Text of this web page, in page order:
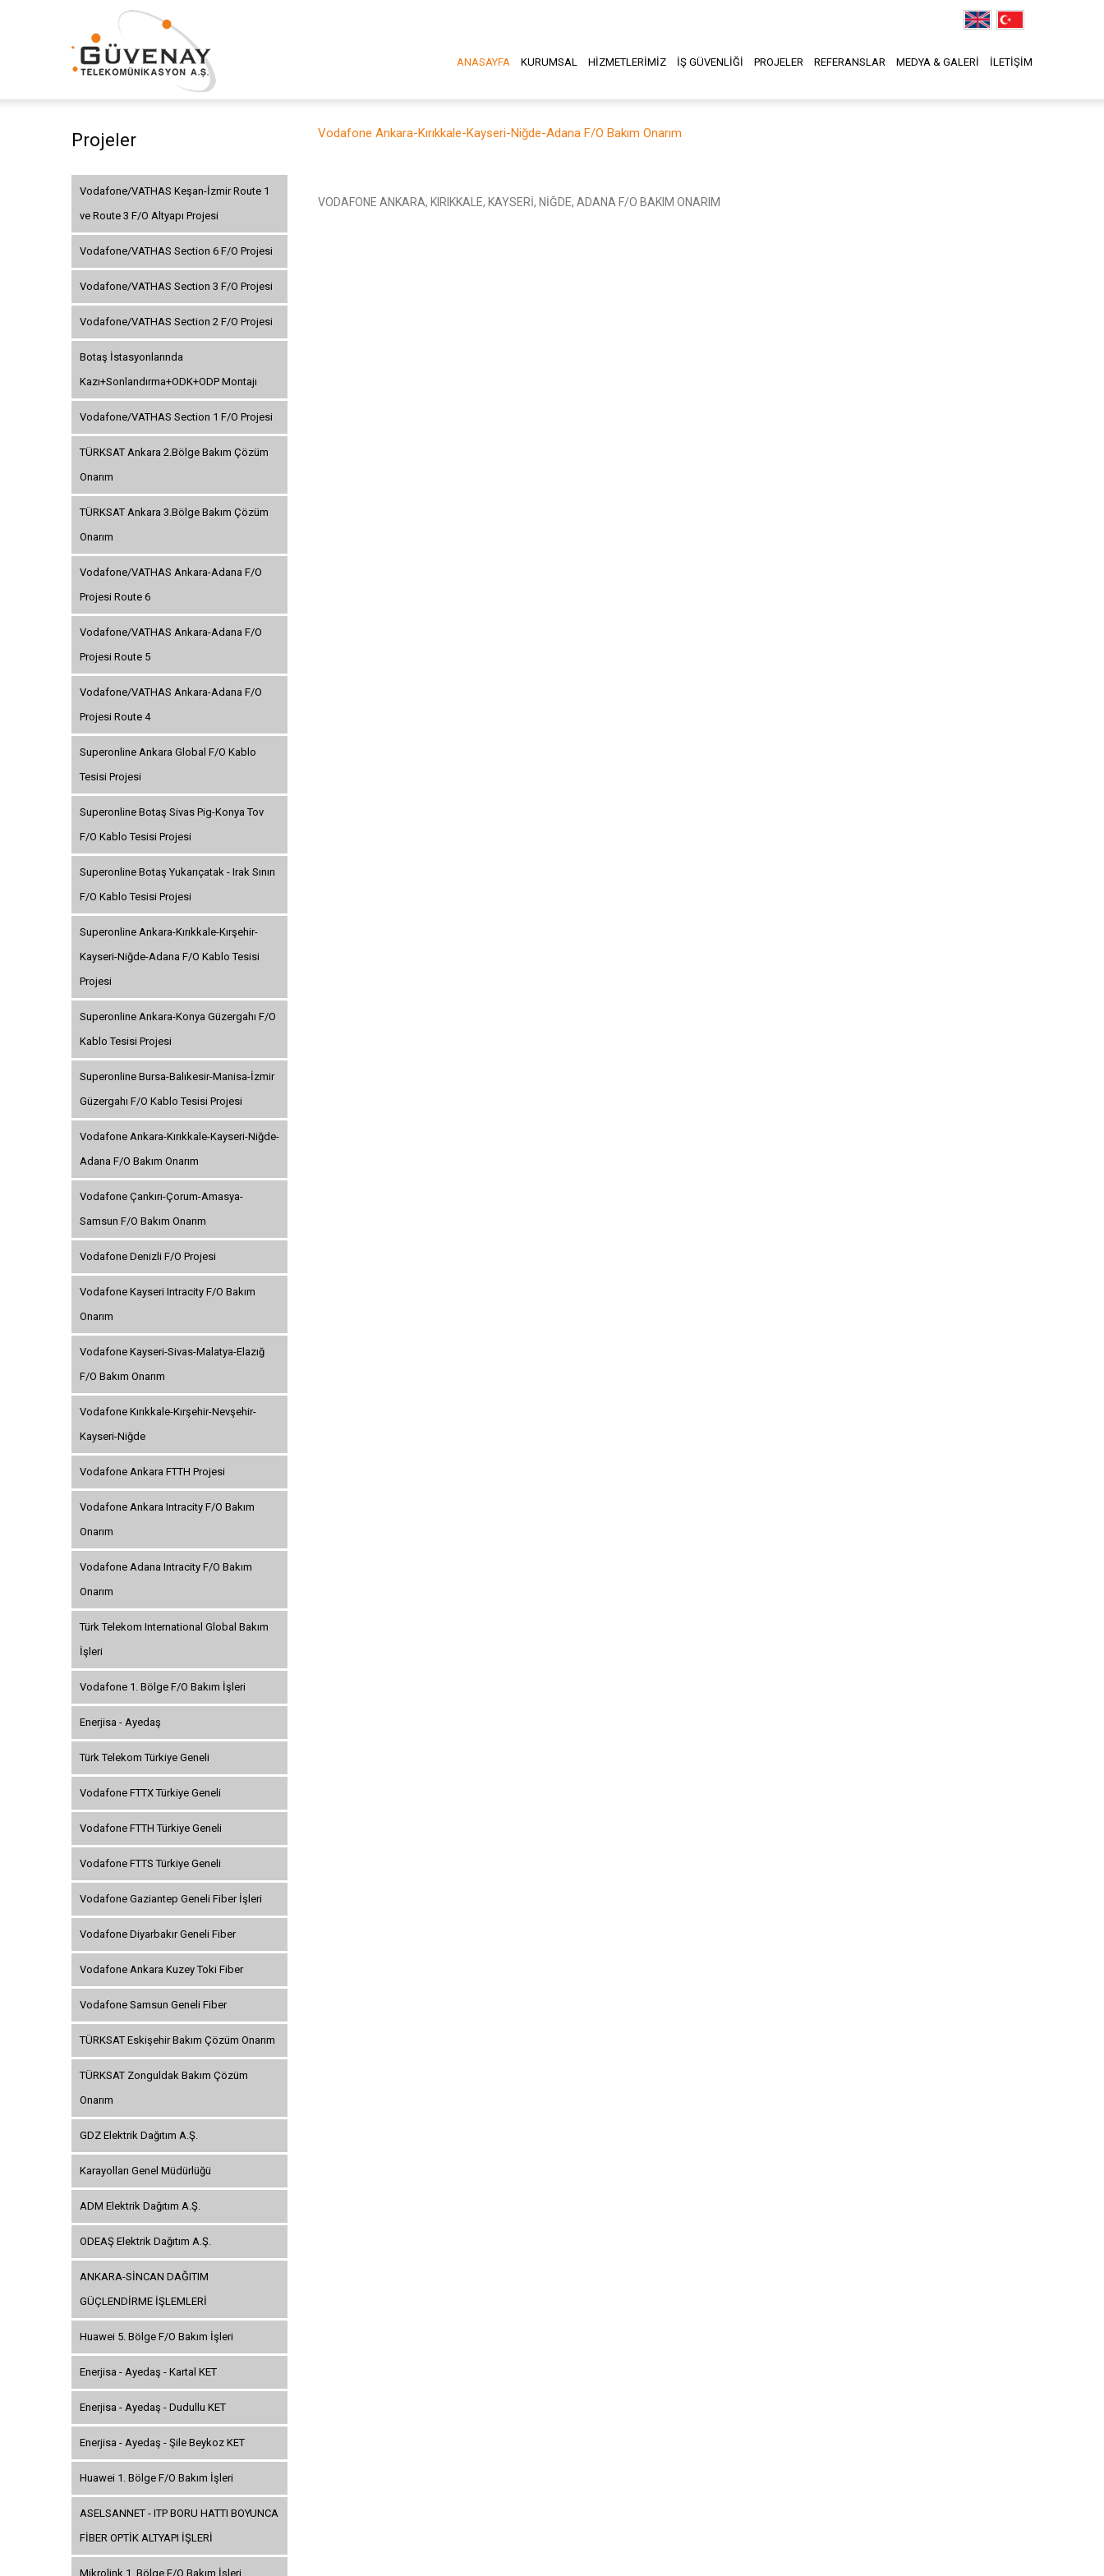
ANASAYFA KURUMSAL HİZMETLERİMİZ İŞ GÜVENLİĞİ PROJELER REFERANSLAR MEDYA & GALERİ İLETİŞİM
Projeler
Vodafone/VATHAS Keşan-İzmir Route 1
ve Route 3 F/O Altyapı Projesi
Vodafone/VATHAS Section 6 F/O Projesi
Vodafone/VATHAS Section 3 F/O Projesi
Vodafone/VATHAS Section 2 F/O Projesi
Botaş İstasyonlarında
Kazı+Sonlandırma+ODK+ODP Montajı
Vodafone/VATHAS Section 1 F/O Projesi
TÜRKSAT Ankara 2.Bölge Bakım Çözüm
Onarım
TÜRKSAT Ankara 3.Bölge Bakım Çözüm
Onarım
Vodafone/VATHAS Ankara-Adana F/O
Projesi Route 6
Vodafone/VATHAS Ankara-Adana F/O
Projesi Route 5
Vodafone/VATHAS Ankara-Adana F/O
Projesi Route 4
Superonline Ankara Global F/O Kablo
Tesisi Projesi
Superonline Botaş Sivas Pig-Konya Tov
F/O Kablo Tesisi Projesi
Superonline Botaş Yukarıçatak - Irak Sınırı
F/O Kablo Tesisi Projesi
Superonline Ankara-Kırıkkale-Kırşehir-
Kayseri-Niğde-Adana F/O Kablo Tesisi
Projesi
Superonline Ankara-Konya Güzergahı F/O
Kablo Tesisi Projesi
Superonline Bursa-Balıkesir-Manisa-İzmir
Güzergahı F/O Kablo Tesisi Projesi
Vodafone Ankara-Kırıkkale-Kayseri-Niğde-
Adana F/O Bakım Onarım
Vodafone Çankırı-Çorum-Amasya-
Samsun F/O Bakım Onarım
Vodafone Denizli F/O Projesi
Vodafone Kayseri Intracity F/O Bakım
Onarım
Vodafone Kayseri-Sivas-Malatya-Elazığ
F/O Bakım Onarım
Vodafone Kırıkkale-Kırşehir-Nevşehir-
Kayseri-Niğde
Vodafone Ankara FTTH Projesi
Vodafone Ankara Intracity F/O Bakım
Onarım
Vodafone Adana Intracity F/O Bakım
Onarım
Türk Telekom International Global Bakım
İşleri
Vodafone 1. Bölge F/O Bakım İşleri
Enerjisa - Ayedaş
Türk Telekom Türkiye Geneli
Vodafone FTTX Türkiye Geneli
Vodafone FTTH Türkiye Geneli
Vodafone FTTS Türkiye Geneli
Vodafone Gaziantep Geneli Fiber İşleri
Vodafone Diyarbakır Geneli Fiber
Vodafone Ankara Kuzey Toki Fiber
Vodafone Samsun Geneli Fiber
TÜRKSAT Eskişehir Bakım Çözüm Onarım
TÜRKSAT Zonguldak Bakım Çözüm
Onarım
GDZ Elektrik Dağıtım A.Ş.
Karayolları Genel Müdürlüğü
ADM Elektrik Dağıtım A.Ş.
ODEAŞ Elektrik Dağıtım A.Ş.
ANKARA-SİNCAN DAĞITIM
GÜÇLENDİRME İŞLEMLERİ
Huawei 5. Bölge F/O Bakım İşleri
Enerjisa - Ayedaş - Kartal KET
Enerjisa - Ayedaş - Dudullu KET
Enerjisa - Ayedaş - Şile Beykoz KET
Huawei 1. Bölge F/O Bakım İşleri
ASELSANNET - ITP BORU HATTI BOYUNCA
FİBER OPTİK ALTYAPI İŞLERİ
Mikrolink 1. Bölge F/O Bakım İşleri
Vodafone Ankara-Kırıkkale-Kayseri-Niğde-Adana F/O Bakım Onarım
VODAFONE ANKARA, KIRIKKALE, KAYSERİ, NİĞDE, ADANA F/O BAKIM ONARIM